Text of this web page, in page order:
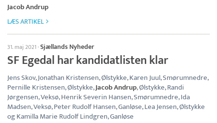
Jacob Andrup
LÆS ARTIKEL
31. maj 2021·Sjællands Nyheder
SF Egedal har kandidatlisten klar
Jens Skov, Jonathan Kristensen, Ølstykke, Karen Juul, Smørumnedre,
Pernille Kristensen, Ølstykke,Jacob Andrup, Ølstykke, Randi
Jørgensen, Veksø, Henrik Severin Hansen, Smørumnedre, Ida
Madsen, Veksø, Peter Rudolf Hansen, Ganløse, Lea Jensen, Ølstykke
og Kamilla Marie Rudolf Lindgren, Ganløse